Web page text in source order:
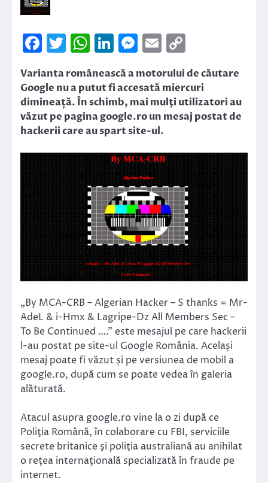
Facebook
Twitter
WhatsApp
LinkedIn
Messenger
Email
Link
Varianta românească a motorului de căutare
Google nu a putut fi accesată miercuri
dimineață. În schimb, mai mulţi utilizatori au
văzut pe pagina google.ro un mesaj postat de
hackerii care au spart site-ul.
„By MCA-CRB – Algerian Hacker – S thanks = Mr-
AdeL & i-Hmx & Lagripe-Dz All Members Sec –
To Be Continued ….” este mesajul pe care hackerii
l-au postat pe site-ul Google România. Același
mesaj poate fi văzut și pe versiunea de mobil a
google.ro, după cum se poate vedea în galeria
alăturată.
Atacul asupra google.ro vine la o zi după ce
Poliţia Română, în colaborare cu FBI, serviciile
secrete britanice şi poliţia australiană au anihilat
o reţea internaţională specializată în fraude pe
internet.